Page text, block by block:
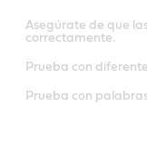
Asegúrate de que
correctamente.
Prueba con
Prueba con